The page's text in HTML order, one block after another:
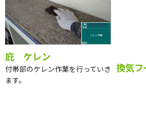
庇 ケレン
付帯部のケレン作業を行っていき
ます。